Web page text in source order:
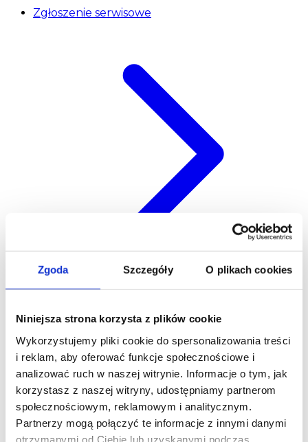
Zgoda Szczegóły O plikach cookies
Niniejsza strona korzysta z plików cookie
Wykorzystujemy pliki cookie do spersonalizowania treści
i reklam, aby oferować funkcje społecznościowe i
analizować ruch w naszej witrynie. Informacje o tym, jak
korzystasz z naszej witryny, udostępniamy partnerom
społecznościowym, reklamowym i analitycznym.
Partnerzy mogą połączyć te informacje z innymi danymi
otrzymanymi od Ciebie lub uzyskanymi podczas
Zgłoszenie serwisowe